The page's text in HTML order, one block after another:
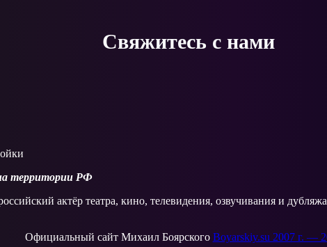
Свяжитесь с нами
территории РФ
актёр театра, кино, телевидения, озвучивания и
Официальный сайт Михаил Боярского Boyarskiy.su 2007 г. —